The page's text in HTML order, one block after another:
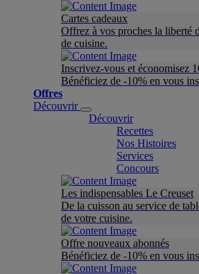
Cartes cadeaux
Offrez à vos proches la liberté
de cuisine.
Inscrivez-vous et économisez
Bénéficiez de -10% en vous
Offres
Découvrir
Découvrir
Recettes
Nos Histoires
Services
Concours
Les indispensables Le Creuset
De la cuisson au service de
de votre cuisine.
Offre nouveaux abonnés
Bénéficiez de -10% en vous